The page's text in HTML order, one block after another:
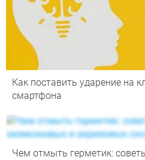
Как поставить ударение на
смартфона
Чем отмыть герметик: